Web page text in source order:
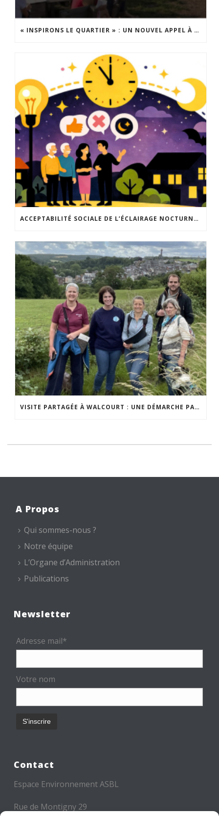
« INSPIRONS LE QUARTIER » : UN NOUVEL APPEL À PROJETS EST LANCÉ !
ACCEPTABILITÉ SOCIALE DE L’ÉCLAIRAGE NOCTURNE : LE REPLAY EST DISPONIBLE
VISITE PARTAGÉE À WALCOURT : UNE DÉMARCHE PARTICIPATIVE ANIMÉE PAR ESPACE ENVIRONNEMENT
A Propos
Qui sommes-nous ?
Notre équipe
L’Organe d’Administration
Publications
Newsletter
Adresse mail*
Votre nom
Contact
Espace Environnement ASBL
Rue de Montigny 29